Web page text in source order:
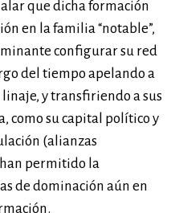
que dicha formación
en la familia “notable”,
configurar su red
del tiempo apelando a
y transfiriendo a sus
como su capital político y
(alianzas
permitido la
de dominación aún en